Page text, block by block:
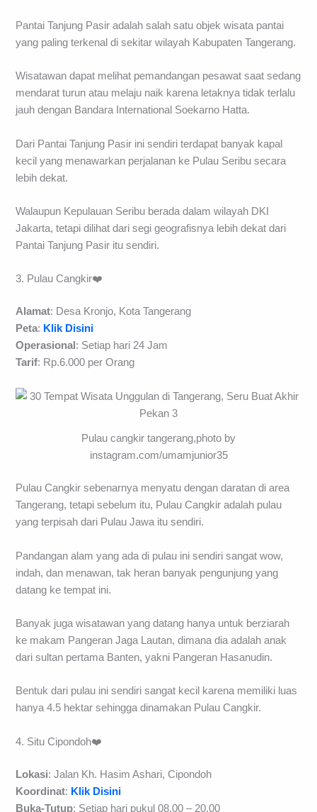
Pantai Tanjung Pasir adalah salah satu objek wisata pantai
yang paling terkenal di sekitar wilayah Kabupaten Tangerang.
Wisatawan dapat melihat pemandangan pesawat saat sedang
mendarat turun atau melaju naik karena letaknya tidak terlalu
jauh dengan Bandara International Soekarno Hatta.
Dari Pantai Tanjung Pasir ini sendiri terdapat banyak kapal
kecil yang menawarkan perjalanan ke Pulau Seribu secara
lebih dekat.
Walaupun Kepulauan Seribu berada dalam wilayah DKI
Jakarta, tetapi dilihat dari segi geografisnya lebih dekat dari
Pantai Tanjung Pasir itu sendiri.
3. Pulau Cangkir❤️
Alamat: Desa Kronjo, Kota Tangerang
Peta: Klik Disini
Operasional : Setiap hari 24 Jam
Tarif: Rp.6.000 per Orang
Pulau cangkir tangerang,photo by
instagram.com/umamjunior35
Pulau Cangkir sebenarnya menyatu dengan daratan di area
Tangerang, tetapi sebelum itu, Pulau Cangkir adalah pulau
yang terpisah dari Pulau Jawa itu sendiri.
Pandangan alam yang ada di pulau ini sendiri sangat wow,
indah, dan menawan, tak heran banyak pengunjung yang
datang ke tempat ini.
Banyak juga wisatawan yang datang hanya untuk berziarah
ke makam Pangeran Jaga Lautan, dimana dia adalah anak
dari sultan pertama Banten, yakni Pangeran Hasanudin.
Bentuk dari pulau ini sendiri sangat kecil karena memiliki luas
hanya 4.5 hektar sehingga dinamakan Pulau Cangkir.
4. Situ Cipondoh❤️
Lokasi: Jalan Kh. Hasim Ashari, Cipondoh
Koordinat: Klik Disini
Buka-Tutup: Setiap hari pukul 08.00 – 20.00